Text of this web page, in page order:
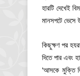
হারটি দেখেই
মানসপটে ভেসে
কিছুক্ষণ পর
দিতে পার এবং
‘আসকে মুক্তি